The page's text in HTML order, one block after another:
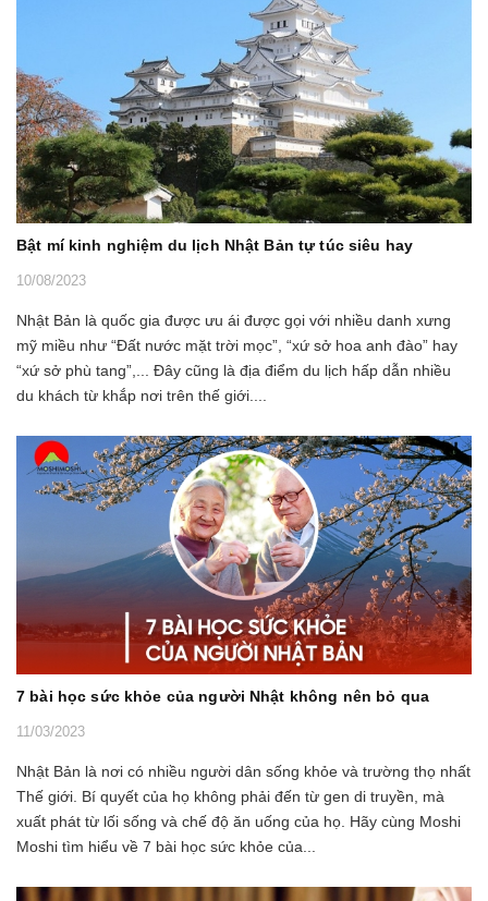
Bật mí kinh nghiệm du lịch Nhật Bản tự túc siêu hay
10/08/2023
Nhật Bản là quốc gia được ưu ái được gọi với nhiều danh xưng
mỹ miều như “Đất nước mặt trời mọc”, “xứ sở hoa anh đào” hay
“xứ sở phù tang”,... Đây cũng là địa điểm du lịch hấp dẫn nhiều
du khách từ khắp nơi trên thế giới....
7 bài học sức khỏe của người Nhật không nên bỏ qua
11/03/2023
Nhật Bản là nơi có nhiều người dân sống khỏe và trường thọ nhất
Thế giới. Bí quyết của họ không phải đến từ gen di truyền, mà
xuất phát từ lối sống và chế độ ăn uống của họ. Hãy cùng Moshi
Moshi tìm hiểu về 7 bài học sức khỏe của...